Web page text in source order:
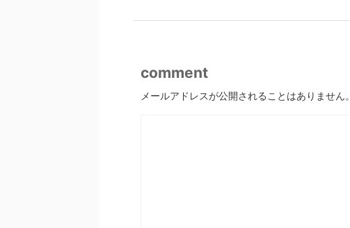
comment
メールアドレスが公開されることはありません。